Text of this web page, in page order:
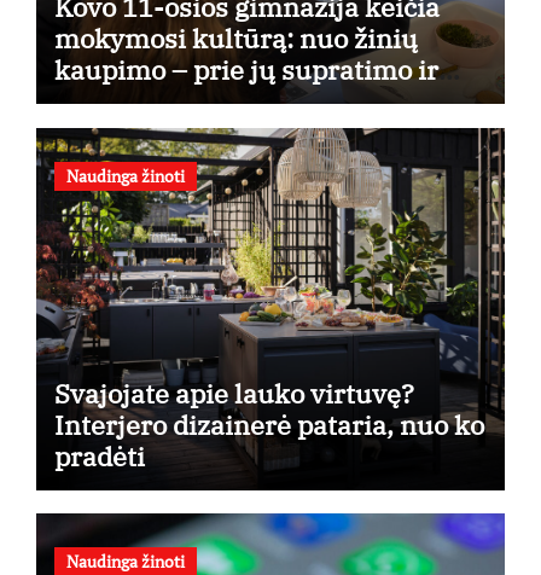
mokymosi kultūrą: nuo žinių
kaupimo – prie jų supratimo ir
taikymo
Naudinga žinoti
Svajojate apie lauko virtuvę?
Interjero dizainerė pataria, nuo ko
pradėti
Naudinga žinoti